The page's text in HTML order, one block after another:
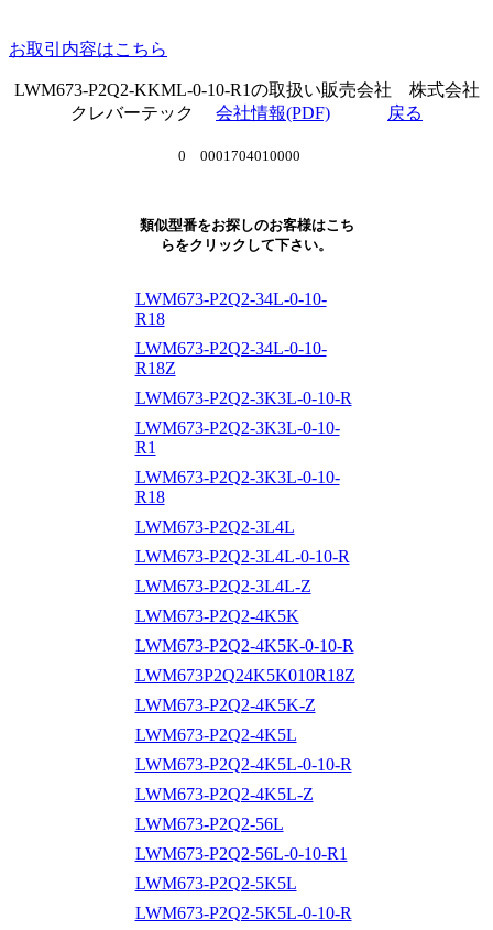
お取引内容はこちら
LWM673-P2Q2-KKML-0-10-R1の取扱い販売会社 株式会社
クレバーテック 会社情報(PDF) 戻る
0 0001704010000
類似型番をお探しのお客様はこち
らをクリックして下さい。
LWM673-P2Q2-34L-0-10-
R18
LWM673-P2Q2-34L-0-10-
R18Z
LWM673-P2Q2-3K3L-0-10-R
LWM673-P2Q2-3K3L-0-10-
R1
LWM673-P2Q2-3K3L-0-10-
R18
LWM673-P2Q2-3L4L
LWM673-P2Q2-3L4L-0-10-R
LWM673-P2Q2-3L4L-Z
LWM673-P2Q2-4K5K
LWM673-P2Q2-4K5K-0-10-R
LWM673P2Q24K5K010R18Z
LWM673-P2Q2-4K5K-Z
LWM673-P2Q2-4K5L
LWM673-P2Q2-4K5L-0-10-R
LWM673-P2Q2-4K5L-Z
LWM673-P2Q2-56L
LWM673-P2Q2-56L-0-10-R1
LWM673-P2Q2-5K5L
LWM673-P2Q2-5K5L-0-10-R